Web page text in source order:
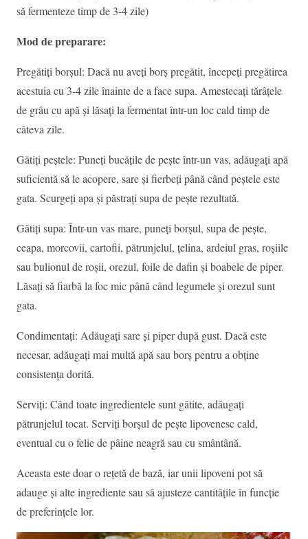
să fermenteze timp de 3-4 zile)
Mod de preparare:
Pregătiți borșul: Dacă nu aveți borș pregătit, începeți pregătirea
acestuia cu 3-4 zile înainte de a face supa. Amestecați tărâțele
de grâu cu apă și lăsați la fermentat într-un loc cald timp de
câteva zile.
Gătiți peștele: Puneți bucățile de pește într-un vas, adăugați apă
suficientă să le acopere, sare și fierbeți până când peștele este
gata. Scurgeți apa și păstrați supa de pește rezultată.
Gătiți supa: Într-un vas mare, puneți borșul, supa de pește,
ceapa, morcovii, cartofii, pătrunjelul, țelina, ardeiul gras, roșiile
sau bulionul de roșii, orezul, foile de dafin și boabele de piper.
Lăsați să fiarbă la foc mic până când legumele și orezul sunt
gata.
Condimentați: Adăugați sare și piper după gust. Dacă este
necesar, adăugați mai multă apă sau borș pentru a obține
consistența dorită.
Serviți: Când toate ingredientele sunt gătite, adăugați
pătrunjelul tocat. Serviți borșul de pește lipovenesc cald,
eventual cu o felie de pâine neagră sau cu smântână.
Aceasta este doar o rețetă de bază, iar unii lipoveni pot să
adauge și alte ingrediente sau să ajusteze cantitățile în funcție
de preferințele lor.